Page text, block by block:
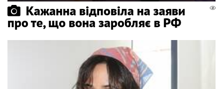
Кажанна відповіла на заяви
про те, що вона заробляє в РФ